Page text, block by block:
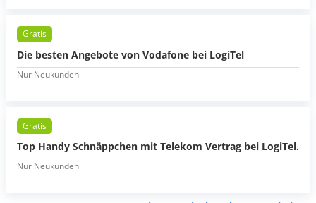
Gratis
Die besten Angebote von Vodafone bei LogiTel
Nur Neukunden
Gratis
Top Handy Schnäppchen mit Telekom Vertrag bei LogiTel.
Nur Neukunden